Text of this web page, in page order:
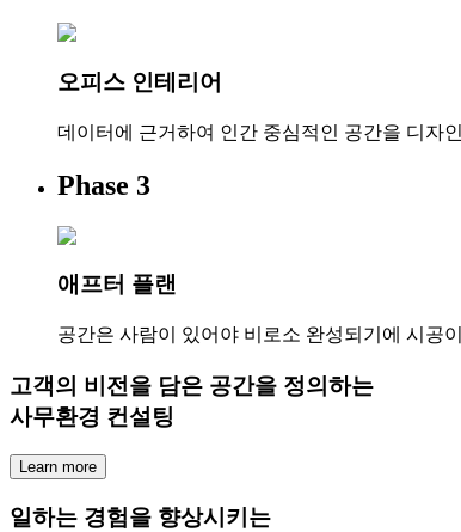
오피스 인테리어
데이터에 근거하여 인간 중심적인 공간을 디자
Phase 3
애프터 플랜
공간은 사람이 있어야 비로소 완성되기에 시공
고객의 비전을 담은 공간을 정의하는
사무환경 컨설팅
Learn more
일하는 경험을 향상시키는